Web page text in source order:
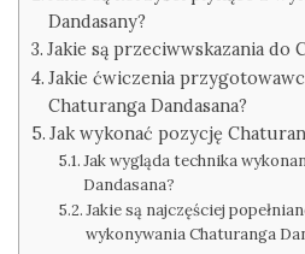
Dandasany?
Jakie są przeciwwskazania do
Jakie ćwiczenia
Chaturanga Dandasana?
Jak wykonać pozycję
Jak wygląda technika
Dandasana?
Jakie są najczęściej
wykonywania Chaturanga